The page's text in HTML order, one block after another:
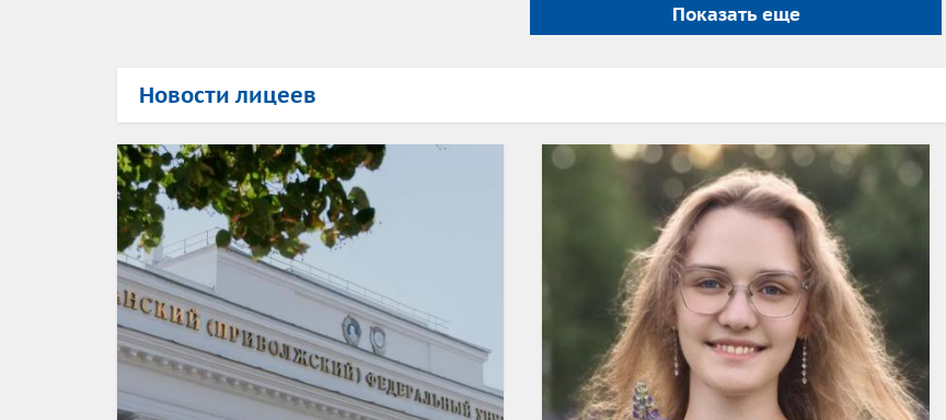
Показать еще
Новости лицеев